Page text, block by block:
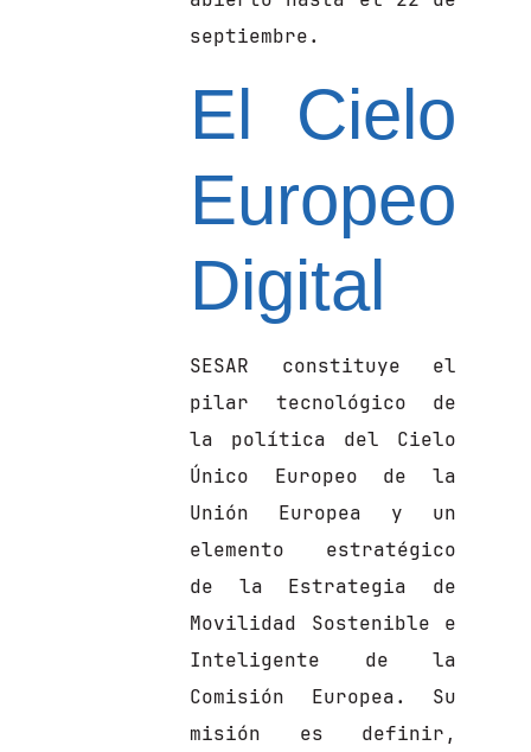
septiembre.
El Cielo
Europeo
Digital
SESAR constituye el
pilar tecnológico de
la política del Cielo
Único Europeo de la
Unión Europea y un
elemento estratégico
de la Estrategia de
Movilidad Sostenible e
Inteligente de la
Comisión Europea. Su
misión es definir,